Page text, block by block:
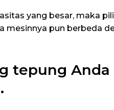
yang besar, maka
mesinnya pun berbeda
tepung Anda